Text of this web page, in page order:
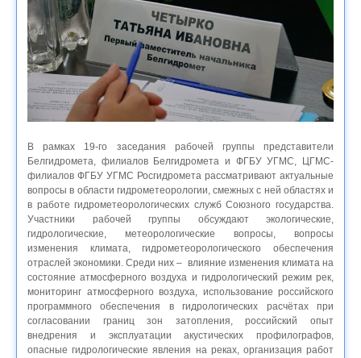
В рамках 19-го заседания рабочей группы представители
Белгидромета, филиалов Белгидромета и ФГБУ УГМС, ЦГМС-
филиалов ФГБУ УГМС Росгидромета рассматривают актуальные
вопросы в области гидрометеорологии, смежных с ней областях и
в работе гидрометеорологических служб Союзного государства.
Участники рабочей группы обсуждают экологические,
гидрологические, метеорологические вопросы, вопросы
изменения климата, гидрометеорологического обеспечения
отраслей экономики. Среди них – влияние изменения климата на
состояние атмосферного воздуха и гидрологический режим рек,
мониторинг атмосферного воздуха, использование российского
программного обеспечения в гидрологических расчётах при
согласовании границ зон затопления, российский опыт
внедрения и эксплуатации акустических профилографов,
опасные гидрологические явления на реках, организация работ